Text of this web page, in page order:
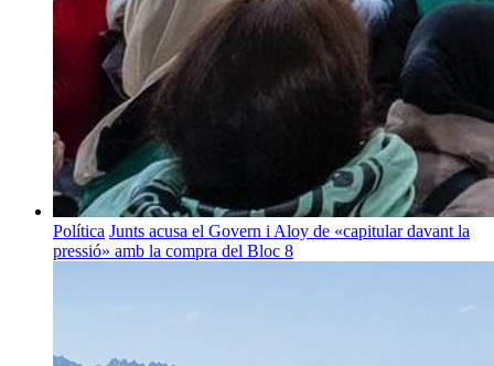
Política Junts acusa el Govern i Aloy de «capitular davant la
pressió» amb la compra del Bloc 8